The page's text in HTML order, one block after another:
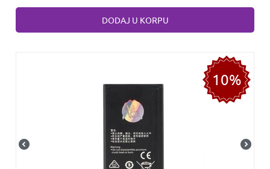
DODAJ U KORPU
10%